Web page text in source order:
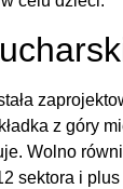
z góry
Wolno
sektora i